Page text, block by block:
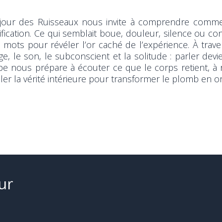
des Ruisseaux nous invite à comprendre
Ce qui semblait boue, douleur, silence ou
mots pour révéler l’or caché de l’expérience. À
le son, le subconscient et la solitude : parler
nous prépare à écouter ce que le corps retient, à
la vérité intérieure pour transformer le plomb en